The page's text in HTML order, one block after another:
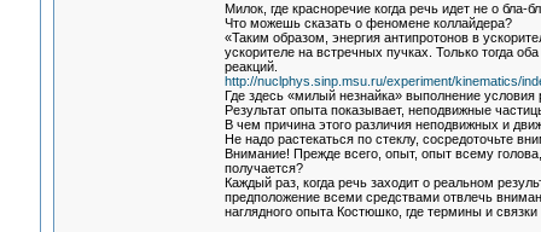
Милок, где красноречие когда речь идет не о бла-
Что можешь сказать о феномене коллайдера?
«Таким образом, энергия антипротонов в
ускорителе на встречных пучках. Только тогда
реакций.
http://nuclphys.sinp.msu.ru/experiment/kinematics/
Где здесь «милый незнайка» выполнение
Результат опыта показывает, неподвижные
В чем причина этого различия неподвижных и
Не надо растекаться по стеклу, сосредоточьте
Внимание! Прежде всего, опыт, опыт всему
получается?
Каждый раз, когда речь заходит о реальном
предположение всеми средствами отвлечь
наглядного опыта Костюшко, где термины и